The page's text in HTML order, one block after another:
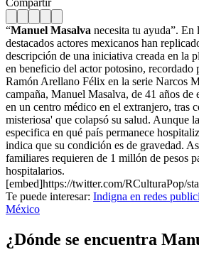
“Manuel Masalva necesita tu ayuda”. En
destacados actores mexicanos han
descripción de una iniciativa creada en la
en beneficio del actor potosino, recordado
Ramón Arellano Félix en la serie Narcos
campaña, Manuel Masalva, de 41 años de
en un centro médico en el extranjero, tras
misteriosa' que colapsó su salud. Aunque
especifica en qué país permanece
indica que su condición es de gravedad.
familiares requieren de 1 millón de pesos
hospitalarios.
[embed]https://twitter.com/RCulturaPop/
Te puede interesar: Indigna en redes
México
¿Dónde se encuentra